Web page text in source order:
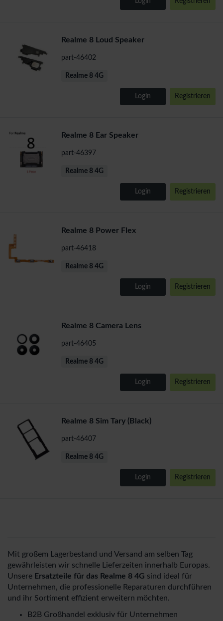
Realme 8 Loud Speaker
part-46402
Realme 8 4G
Login Registrieren
Realme 8 Ear Speaker
part-46397
Realme 8 4G
Login Registrieren
Realme 8 Power Flex
part-46418
Realme 8 4G
Login Registrieren
Realme 8 Camera Lens
part-46405
Realme 8 4G
Login Registrieren
Realme 8 Sim Tary (Black)
part-46407
Realme 8 4G
Login Registrieren
Mit großem Lagerbestand und Versand am selben Tag
gewährleisten wir schnelle Lieferzeiten innerhalb Europas.
Unsere Ersatzteile für das Realme 8 4G sind ideal für
Unternehmen, die professionelle Reparaturen durchführen
und ihr Sortiment effizient erweitern möchten.
B2B Großhandel exklusiv für Unternehmen